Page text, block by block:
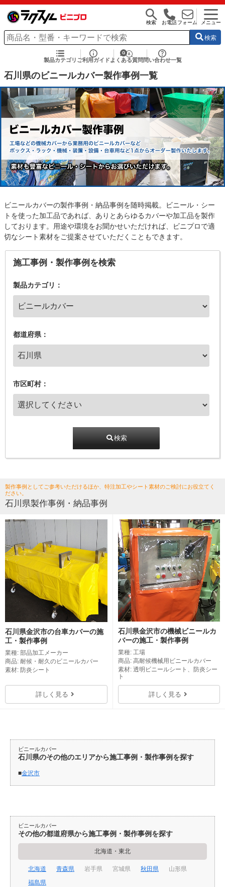
検索 お電話フォーム メニュー
検索
製品カテゴリ ご利用ガイド よくある質問 問い合わせ一覧
石川県のビニールカバー製作事例一覧
ビニールカバーの製作事例・納品事例を随時掲載。ビニール・シー
トを使った加工品であれば、ありとあらゆるカバーや加工品を製作
しております。用途や環境をお聞かせいただければ、ビニプロで適
切なシート素材をご提案させていただくこともできます。
施工事例・製作事例を検索
製品カテゴリ：
都道府県：
市区町村：
検索
製作事例としてご参考いただけるほか、特注加工やシート素材のご検討にお役立てく
ださい。
石川県製作事例・納品事例
石川県金沢市の台車カバーの施
工・製作事例
業種: 部品加工メーカー
商品: 耐候・耐久のビニールカバー
素材: 防炎シート
詳しく見る
石川県金沢市の機械ビニールカ
バーの施工・製作事例
業種: 工場
商品: 高耐候機械用ビニールカバー
素材: 透明ビニールシート、防炎シー
ト
詳しく見る
ビニールカバー
石川県のその他のエリアから施工事例・製作事例を探す
金沢市
ビニールカバー
その他の都道府県から施工事例・製作事例を探す
北海道・東北
北海道 青森県 岩手県 宮城県 秋田県
山形県
福島県